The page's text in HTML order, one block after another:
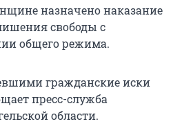
назначено наказание
свободы с
общего режима.
гражданские иски
пресс-служба
области.